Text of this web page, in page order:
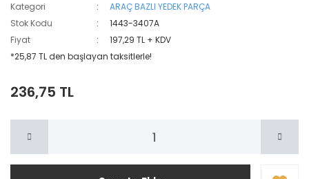
Kategori
ARAÇ BAZLI YEDEK PARÇA
Stok Kodu
1443-3407A
Fiyat
197,29 TL + KDV
*25,87 TL den başlayan taksitlerle!
236,75 TL